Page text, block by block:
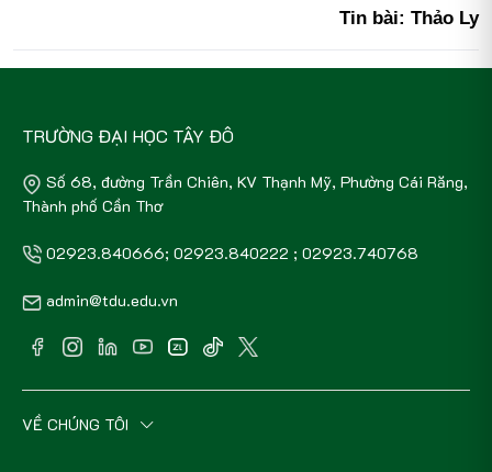
Tin bài: Thảo Ly
TRƯỜNG ĐẠI HỌC TÂY ĐÔ
Số 68, đường Trần Chiên, KV Thạnh Mỹ, Phường Cái Răng,
Thành phố Cần Thơ
02923.840666; 02923.840222 ; 02923.740768
admin@tdu.edu.vn
VỀ CHÚNG TÔI